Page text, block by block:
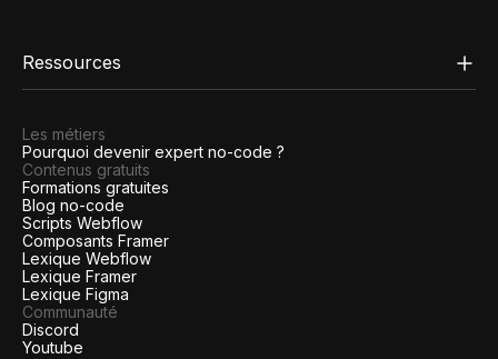
Ressources
Les métiers
Pourquoi devenir expert no-code ?
Contenus gratuits
Formations gratuites
Blog no-code
Scripts Webflow
Composants Framer
Lexique Webflow
Lexique Framer
Lexique Figma
Communauté
Discord
Youtube